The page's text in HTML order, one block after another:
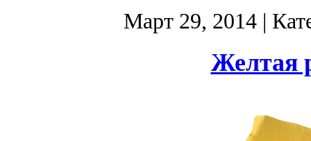
Март 29, 2014|
Желтая